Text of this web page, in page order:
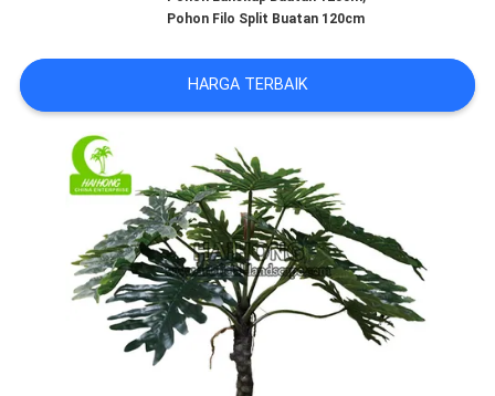
MINTA
PENAWARAN
HARGA
SITEMAP
KEBIJAKAN
PRIVASI
Pohon Filo Split Buatan 120cm
HARGA TERBAIK